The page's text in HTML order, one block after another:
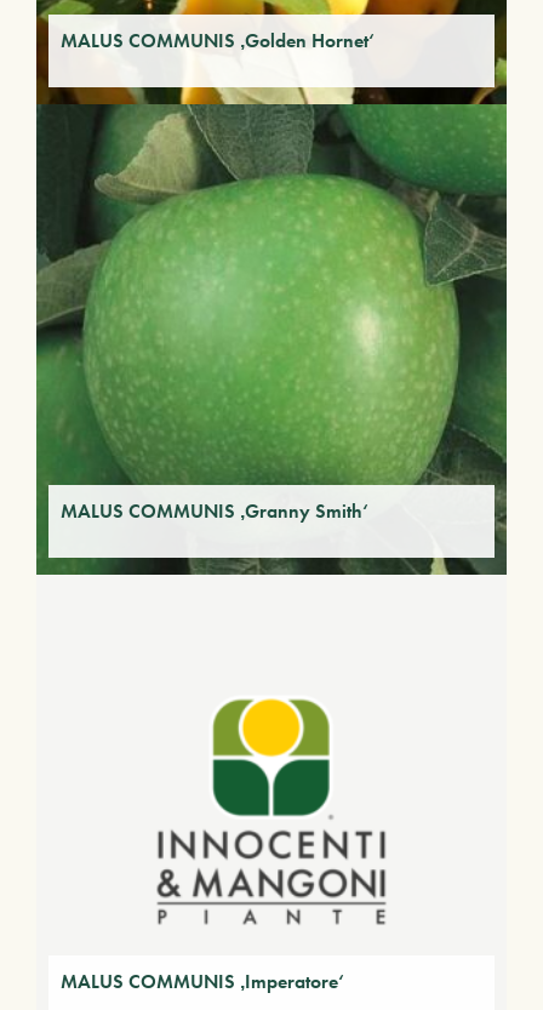
MALUS COMMUNIS ‚Golden Hornet‘
MALUS COMMUNIS ‚Granny Smith‘
MALUS COMMUNIS ‚Imperatore‘